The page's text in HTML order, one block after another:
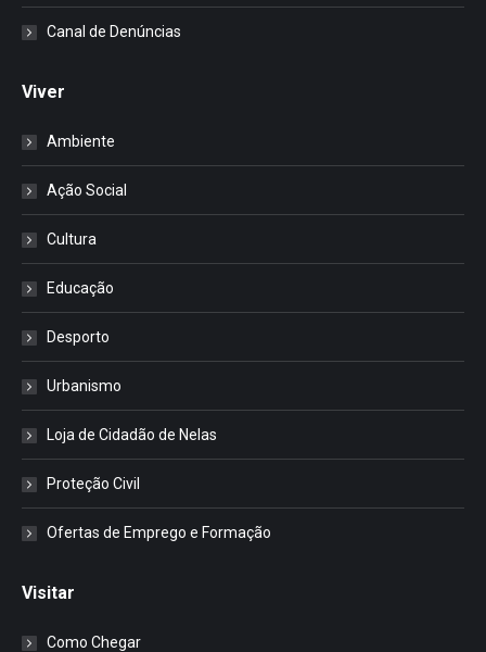
Canal de Denúncias
Viver
Ambiente
Ação Social
Cultura
Educação
Desporto
Urbanismo
Loja de Cidadão de Nelas
Proteção Civil
Ofertas de Emprego e Formação
Visitar
Como Chegar